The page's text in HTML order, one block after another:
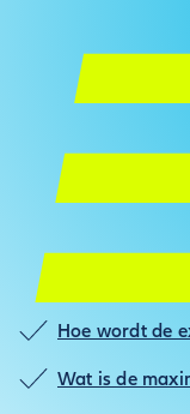
Hoe wordt de
Wat is de